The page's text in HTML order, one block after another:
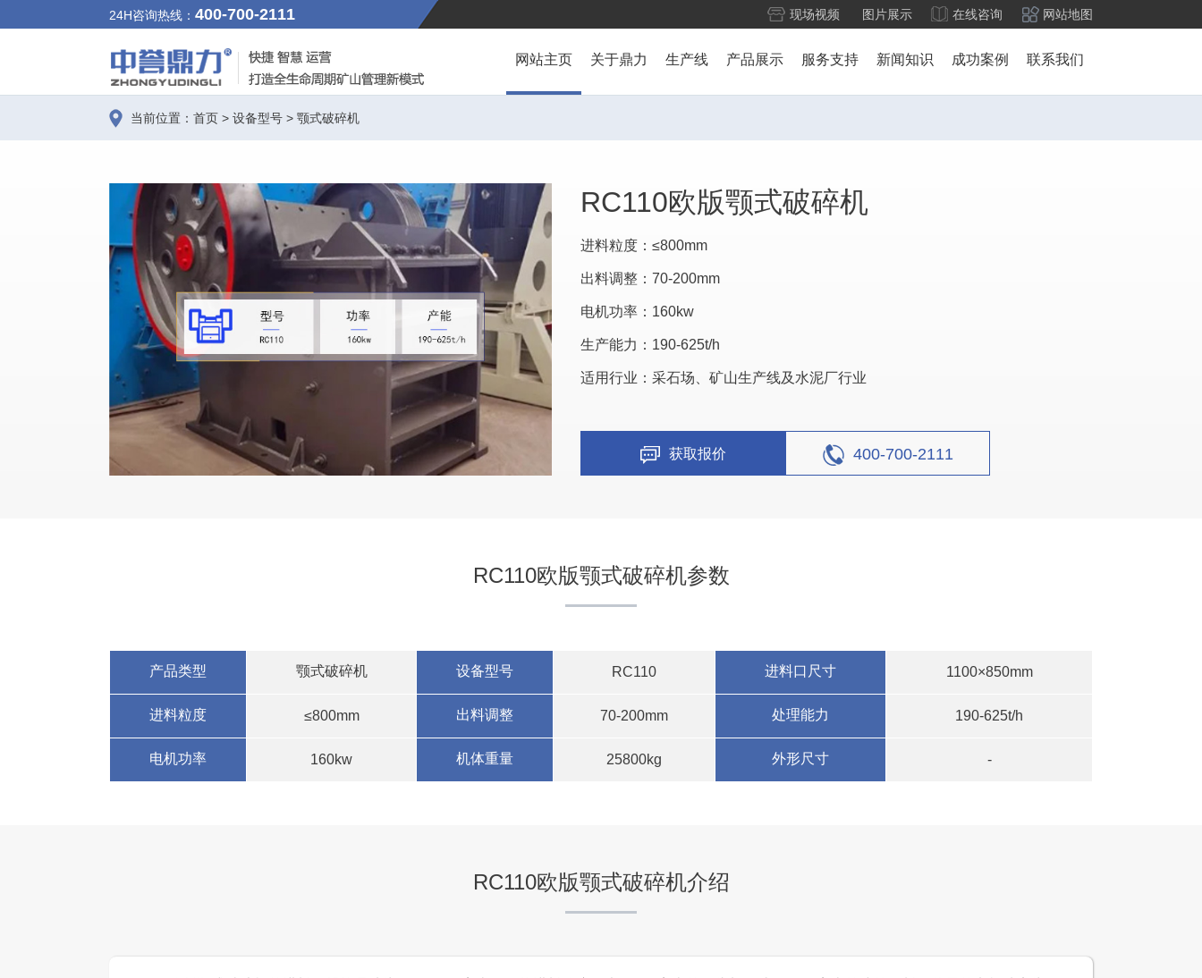
24H咨询热线： 400-700-2111 现场视频 图片展示 在线咨询 网站地图
网站主页 关于鼎力 生产线 产品展示 服务支持 新闻知识 成功案例 联系我们
当前位置： 首页 > 设备型号 > 颚式破碎机
RC110欧版颚式破碎机
进料粒度：≤800mm
出料调整：70-200mm
电机功率：160kw
生产能力：190-625t/h
适用行业：采石场、矿山生产线及水泥厂行业
获取报价 400-700-2111
RC110欧版颚式破碎机参数
产品类型 颚式破碎机 设备型号 RC110 进料口尺寸 1100×850mm
进料粒度 ≤800mm 出料调整 70-200mm 处理能力 190-625t/h
电机功率 160kw 机体重量 25800kg 外形尺寸 -
RC110欧版颚式破碎机介绍
四川凉山州时产150吨石料厂案例
咨询该项目执行经理
青海西宁时产300吨砂石生产线
- 青石、石灰石